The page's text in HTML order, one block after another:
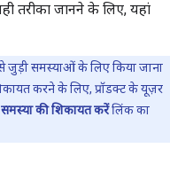
तरीका जानने के लिए, यहां
जुड़ी समस्याओं के लिए किया जाना
करने के लिए, प्रॉडक्ट के यूज़र
समस्या की शिकायत करेंलिंक का